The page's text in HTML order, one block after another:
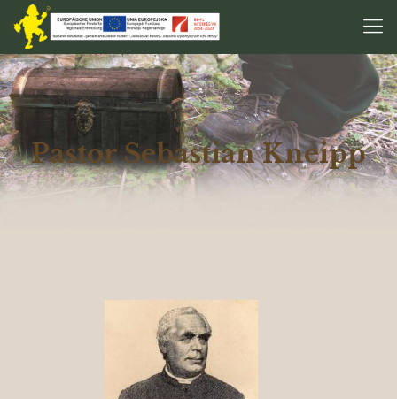
Pastor Sebastian Kneipp